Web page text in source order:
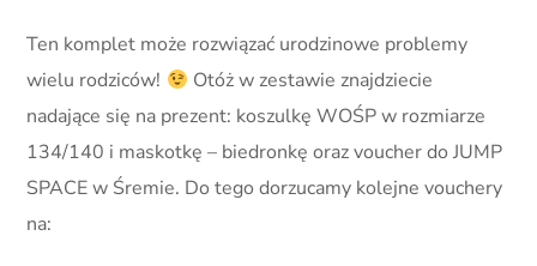
Ten komplet może rozwiązać urodzinowe problemy
wielu rodziców!
Otóż w zestawie znajdziecie
nadające się na prezent: koszulkę WOŚP w rozmiarze
134/140 i maskotkę – biedronkę oraz voucher do JUMP
SPACE w Śremie. Do tego dorzucamy kolejne vouchery
na: